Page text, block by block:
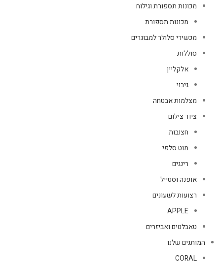
מכונות תספורת וגילוח
מכונות תספורת
מכשירי סלולר למבוגרים
סוללות
אלקליין
גיבוי
מצלמות אבטחה
ציוד צילום
חצובות
מוט סלפי
רינגים
אופנה וסטייל
רצועות לשעונים
APPLE
טאבלטים ואביזרים
המותגים שלנו
CORAL